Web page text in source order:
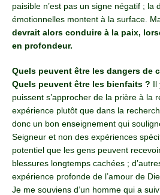
paisible n’est pas un signe négatif ; la
émotionnelles montent à la surface.
devrait alors conduire à la paix,
en profondeur.
Quels peuvent être les dangers de
Quels peuvent être les bienfaits ? Il
puissent s’approcher de la prière à la
expérience plutôt que dans la
donc un bon enseignement qui
Seigneur et non des expériences
potentiel que les gens peuvent
blessures longtemps cachées ;
expérience profonde de l’amour de
Je me souviens d’un homme qui a